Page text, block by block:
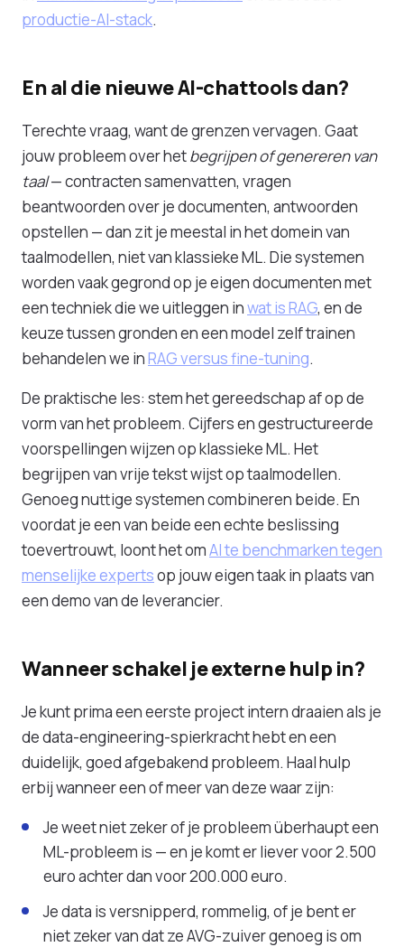
productie-AI-stack.
En al die nieuwe AI-chattools dan?
Terechte vraag, want de grenzen vervagen. Gaat
jouw probleem over hetbegrijpen of genereren van
taal— contracten samenvatten, vragen
beantwoorden over je documenten, antwoorden
opstellen — dan zit je meestal in het domein van
taalmodellen, niet van klassieke ML. Die systemen
worden vaak gegrond op je eigen documenten met
een techniek die we uitleggen inwat is RAG, en de
keuze tussen gronden en een model zelf trainen
behandelen we inRAG versus fine-tuning.
De praktische les: stem het gereedschap af op de
vorm van het probleem. Cijfers en gestructureerde
voorspellingen wijzen op klassieke ML. Het
begrijpen van vrije tekst wijst op taalmodellen.
Genoeg nuttige systemen combineren beide. En
voordat je een van beide een echte beslissing
toevertrouwt, loont het omAI te benchmarken tegen
menselijke expertsop jouw eigen taak in plaats van
een demo van de leverancier.
Wanneer schakel je externe hulp in?
Je kunt prima een eerste project intern draaien als je
de data-engineering-spierkracht hebt en een
duidelijk, goed afgebakend probleem. Haal hulp
erbij wanneer een of meer van deze waar zijn:
Je weet niet zeker of je probleem überhaupt een
ML-probleem is — en je komt er liever voor 2.500
euro achter dan voor 200.000 euro.
Je data is versnipperd, rommelig, of je bent er
niet zeker van dat ze AVG-zuiver genoeg is om